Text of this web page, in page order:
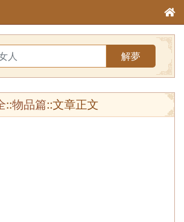
解夢
::物品篇::文章正文